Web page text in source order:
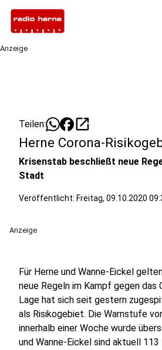
Anzeige
Teilen: open_in_new
Herne Corona-
Krisenstab beschließt neue
Stadt
Veröffentlicht: Freitag, 09.10.2020
Anzeige
Für Herne und Wanne-Eickel
neue Regeln im Kampf gegen das
Lage hat sich seit gestern
als Risikogebiet. Die Warnstufe
innerhalb einer Woche wurde
und Wanne-Eickel sind aktuell